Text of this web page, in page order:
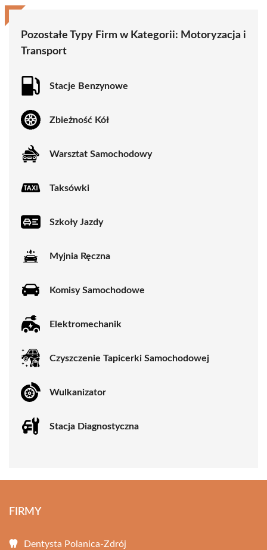
Pozostałe Typy Firm w Kategorii: Motoryzacja i
Transport
Stacje Benzynowe
Zbieżność Kół
Warsztat Samochodowy
Taksówki
Szkoły Jazdy
Myjnia Ręczna
Komisy Samochodowe
Elektromechanik
Czyszczenie Tapicerki Samochodowej
Wulkanizator
Stacja Diagnostyczna
FIRMY
Dentysta Polanica-Zdrój